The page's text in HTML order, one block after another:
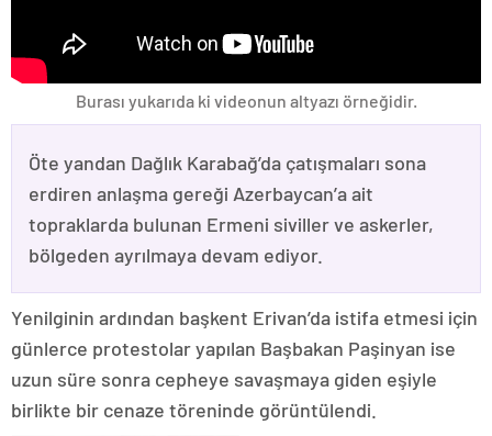
Burası yukarıda ki videonun altyazı örneğidir.
Öte yandan Dağlık Karabağ’da çatışmaları sona
erdiren anlaşma gereği Azerbaycan’a ait
topraklarda bulunan Ermeni siviller ve askerler,
bölgeden ayrılmaya devam ediyor.
Yenilginin ardından başkent Erivan’da istifa etmesi için
günlerce protestolar yapılan Başbakan Paşinyan ise
uzun süre sonra cepheye savaşmaya giden eşiyle
birlikte bir cenaze töreninde görüntülendi.